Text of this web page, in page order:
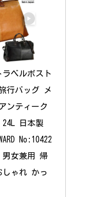
ベルボスト
行バッグ メ
ンティーク
日本製
No:10422
男女兼用 帰
ゃれ かっ